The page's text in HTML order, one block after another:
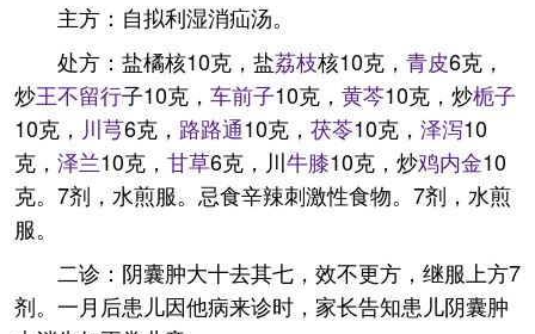
主方：自拟利湿消疝汤。
处方：盐橘核10克，盐荔枝核10克， 青皮6克，
炒王不留行子10克， 车前子10克， 黄芩10克，炒栀子
10克， 川芎6克， 路路通10克， 茯苓10克， 泽泻10
克， 泽兰10克， 甘草6克，川牛膝10克，炒鸡内金10
克。7剂，水煎服。忌食辛辣刺激性食物。7剂，水煎
服。
二诊：阴囊肿大十去其七，效不更方，继服上方7
剂。一月后患儿因他病来诊时，家长告知患儿阴囊肿